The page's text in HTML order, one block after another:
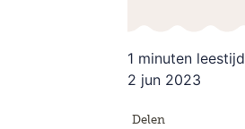
1 minuten leestijd
2 jun 2023
Delen